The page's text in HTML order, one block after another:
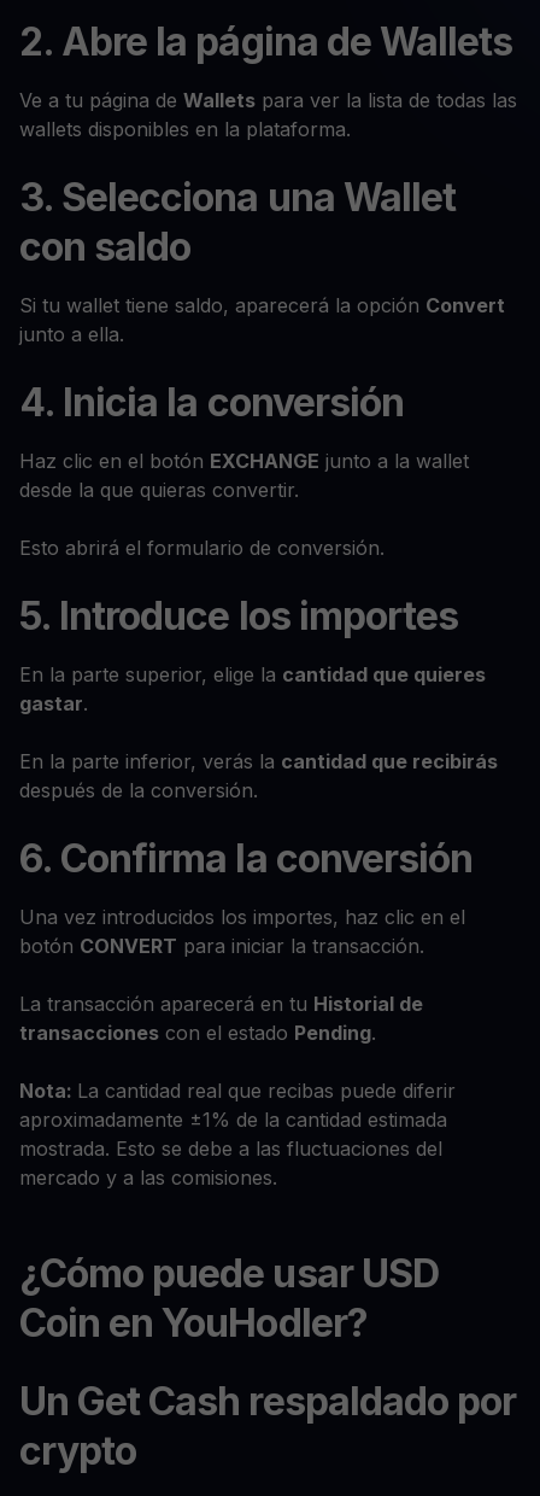
2. Abre la página de Wallets
Ve a tu página de Wallets para ver la lista de todas las
wallets disponibles en la plataforma.
3. Selecciona una Wallet
con saldo
Si tu wallet tiene saldo, aparecerá la opción Convert
junto a ella.
4. Inicia la conversión
Haz clic en el botón EXCHANGE junto a la wallet
desde la que quieras convertir.
Esto abrirá el formulario de conversión.
5. Introduce los importes
En la parte superior, elige la cantidad que quieres
gastar.
En la parte inferior, verás la cantidad que recibirás
después de la conversión.
6. Confirma la conversión
Una vez introducidos los importes, haz clic en el
botón CONVERT para iniciar la transacción.
La transacción aparecerá en tu Historial de
transacciones con el estado Pending.
Nota: La cantidad real que recibas puede diferir
aproximadamente ±1% de la cantidad estimada
mostrada. Esto se debe a las fluctuaciones del
mercado y a las comisiones.
¿Cómo puede usar USD
Coin en YouHodler?
Un Get Cash respaldado por
crypto